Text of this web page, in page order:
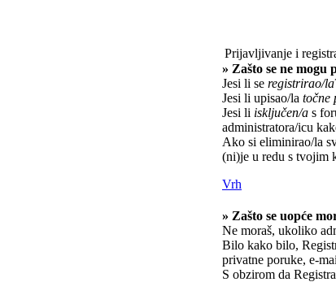
Prijavljivanje i
» Zašto se ne mogu
Jesi li se registrirao/la
Jesi li upisao/la točne
Jesi li isključen/a s
administratora/icu
Ako si eliminirao/la
(ni)je u redu s tvojim
Vrh
» Zašto se uopće
Ne moraš, ukoliko
Bilo kako bilo,
privatne poruke, e-
S obzirom da